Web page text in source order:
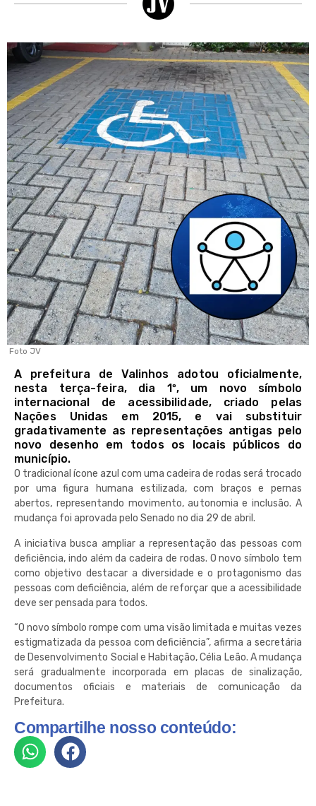
Foto JV
A prefeitura de Valinhos adotou oficialmente,
nesta terça-feira, dia 1º, um novo símbolo
internacional de acessibilidade, criado pelas
Nações Unidas em 2015, e vai substituir
gradativamente as representações antigas pelo
novo desenho em todos os locais públicos do
município.
O tradicional ícone azul com uma cadeira de rodas será trocado
por uma figura humana estilizada, com braços e pernas
abertos, representando movimento, autonomia e inclusão. A
mudança foi aprovada pelo Senado no dia 29 de abril.
A iniciativa busca ampliar a representação das pessoas com
deficiência, indo além da cadeira de rodas. O novo símbolo tem
como objetivo destacar a diversidade e o protagonismo das
pessoas com deficiência, além de reforçar que a acessibilidade
deve ser pensada para todos.
“O novo símbolo rompe com uma visão limitada e muitas vezes
estigmatizada da pessoa com deficiência”, afirma a secretária
de Desenvolvimento Social e Habitação, Célia Leão. A mudança
será gradualmente incorporada em placas de sinalização,
documentos oficiais e materiais de comunicação da
Prefeitura.
Compartilhe nosso conteúdo: